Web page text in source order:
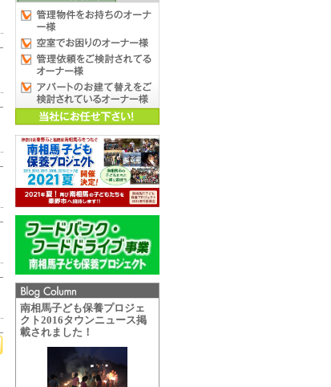
南相馬子ども保養プロジェ
クト2016タウンニュース掲
載されました！